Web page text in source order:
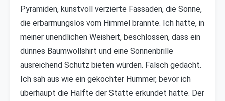
Pyramiden, kunstvoll verzierte Fassaden, die Sonne,
die erbarmungslos vom Himmel brannte. Ich hatte, in
meiner unendlichen Weisheit, beschlossen, dass ein
dünnes Baumwollshirt und eine Sonnenbrille
ausreichend Schutz bieten würden. Falsch gedacht.
Ich sah aus wie ein gekochter Hummer, bevor ich
überhaupt die Hälfte der Stätte erkundet hatte. Der